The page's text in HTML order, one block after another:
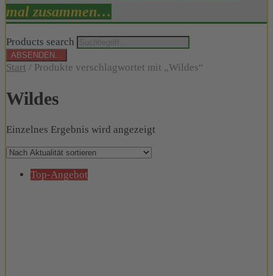
mal zusammen…
Products search
ABSENDEN...
Start / Produkte verschlagwortet mit „Wildes“
Wildes
Einzelnes Ergebnis wird angezeigt
Top-Angebot